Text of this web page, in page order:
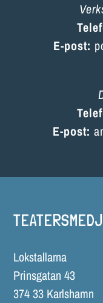
E-post:
E-post:
Lokstallarna
Prinsgatan 43
374 33 Karlshamn